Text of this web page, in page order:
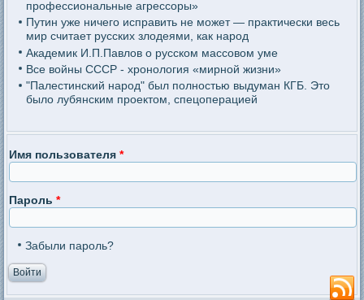
профессиональные агрессоры»
Путин уже ничего исправить не может — практически весь
мир считает русских злодеями, как народ
Академик И.П.Павлов о русском массовом уме
Все войны СССР - хронология «мирной жизни»
"Палестинский народ" был полностью выдуман КГБ. Это
было лубянским проектом, спецоперацией
Имя пользователя*
Пароль*
Забыли пароль?